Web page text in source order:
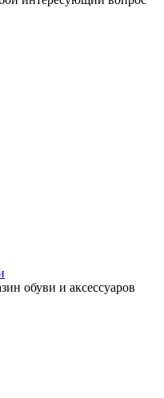
обуви и аксессуаров